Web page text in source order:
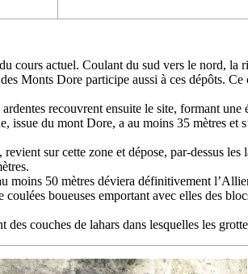
actuel. Coulant du sud vers le nord, la
Monts Dore participe aussi à ces dépôts.
recouvrent ensuite le site, formant une
du mont Dore, a au moins 35 mètres et
sur cette zone et dépose, par-dessus
50 mètres déviera définitivement
boueuses emportant avec elles des
couches de lahars dans lesquelles les